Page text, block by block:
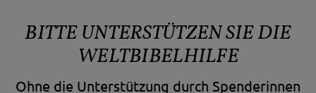
BITTE UNTERSTÜTZEN SIE DIE
WELTBIBELHILFE
Ohne die Unterstützung durch Spenderinnen